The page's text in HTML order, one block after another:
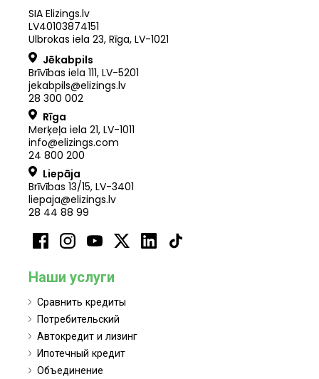
SIA Elizings.lv
LV40103874151
Ulbrokas iela 23, Rīga, LV-1021
Jēkabpils
Brīvības iela 111, LV-5201
jekabpils@elizings.lv
28 300 002
Rīga
Merķeļa iela 21, LV-1011
info@elizings.com
24 800 200
Liepāja
Brīvības 13/15, LV-3401
liepaja@elizings.lv
28 44 88 99
Наши услуги
Сравнить кредиты
Потребительский
Автокредит и лизинг
Ипотечный кредит
Объединение